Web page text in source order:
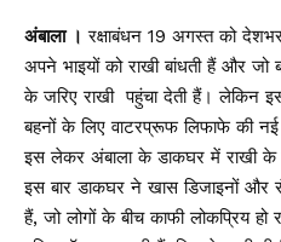
अंबाला । रक्षाबंधन 19 अगस्त को
अपने भाइयों को राखी बांधती हैं और
के जरिए राखी पहुंचा देती हैं। लेकिन इस
बहनों के लिए वाटरप्रूफ लिफाफे की
इस लेकर अंबाला के डाकघर में राखी के
इस बार डाकघर ने खास डिजाइनों और
हैं, जो लोगों के बीच काफी लोकप्रिय